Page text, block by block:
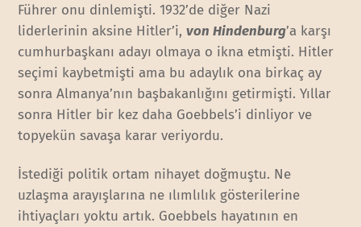
Führer onu dinlemişti. 1932’de diğer Nazi
liderlerinin aksine Hitler’i,von Hindenburg’a karşı
cumhurbaşkanı adayı olmaya o ikna etmişti. Hitler
seçimi kaybetmişti ama bu adaylık ona birkaç ay
sonra Almanya’nın başbakanlığını getirmişti. Yıllar
sonra Hitler bir kez daha Goebbels’i dinliyor ve
topyekün savaşa karar veriyordu.
İstediği politik ortam nihayet doğmuştu. Ne
uzlaşma arayışlarına ne ılımlılık gösterilerine
ihtiyaçları yoktu artık. Goebbels hayatının en